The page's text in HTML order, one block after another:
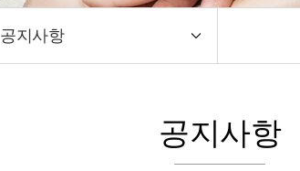
공지사항
공지사항